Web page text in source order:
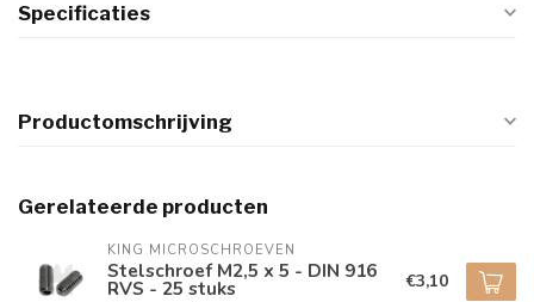
Specificaties
Productomschrijving
Gerelateerde producten
KING MICROSCHROEVEN
Stelschroef M2,5 x 5 - DIN 916
RVS - 25 stuks €3,10